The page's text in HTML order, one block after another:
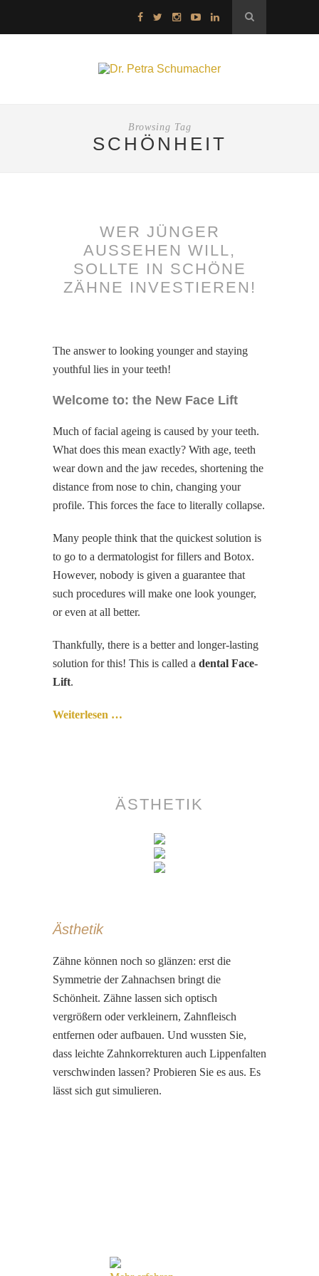
Browsing Tag
SCHÖNHEIT
WER JÜNGER
AUSSEHEN WILL,
SOLLTE IN SCHÖNE
ZÄHNE INVESTIEREN!
The answer to looking younger and staying
youthful lies in your teeth!
Welcome to: the New Face Lift
Much of facial ageing is caused by your teeth.
What does this mean exactly? With age, teeth
wear down and the jaw recedes, shortening the
distance from nose to chin, changing your
profile. This forces the face to literally collapse.
Many people think that the quickest solution is
to go to a dermatologist for fillers and Botox.
However, nobody is given a guarantee that
such procedures will make one look younger,
or even at all better.
Thankfully, there is a better and longer-lasting
solution for this! This is called a dental Face-
Lift.
Weiterlesen …
ÄSTHETIK
Ästhetik
Zähne können noch so glänzen: erst die
Symmetrie der Zahnachsen bringt die
Schönheit. Zähne lassen sich optisch
vergrößern oder verkleinern, Zahnfleisch
entfernen oder aufbauen. Und wussten Sie,
dass leichte Zahnkorrekturen auch Lippenfalten
verschwinden lassen? Probieren Sie es aus. Es
lässt sich gut simulieren.